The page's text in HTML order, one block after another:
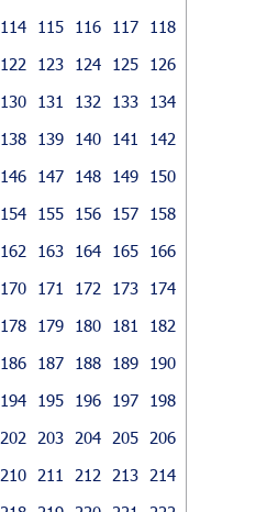
114 115 116 117
118
122 123 124 125
126
130 131 132 133
134
138 139 140 141
142
146 147 148 149
150
154 155 156 157
158
162 163 164 165
166
170 171 172 173
174
178 179 180 181
182
186 187 188 189
190
194 195 196 197
198
202 203 204 205
206
210 211 212 213
214